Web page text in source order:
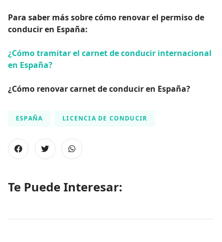
Para saber más sobre cómo renovar el permiso de
conducir en España:
¿Cómo tramitar el carnet de conducir internacional
en España?
¿Cómo renovar carnet de conducir en España?
ESPAÑA LICENCIA DE CONDUCIR
Te Puede Interesar: